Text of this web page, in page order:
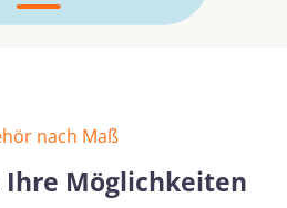
nach Maß
Ihre Möglichkeiten